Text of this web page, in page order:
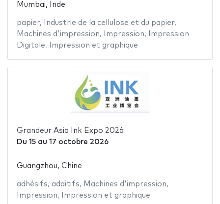
Mumbai, Inde
papier, Industrie de la cellulose et du papier,
Machines d'impression, Impression,
Impression
Digitale, Impression et graphique
Grandeur Asia Ink Expo 2026
Du 15au 17 octobre 2026
Guangzhou, Chine
adhésifs, additifs, Machines d'impression,
Impression, Impression et graphique